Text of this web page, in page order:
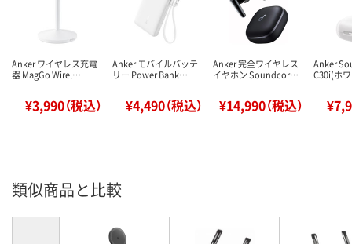
Anker ワイヤレス充電
器 MagGo Wirel…
¥3,990（税込）
Anker モバイルバッテ
リー Power Bank…
¥4,490（税込）
Anker 完全ワイヤレス
イヤホン Soundcor…
¥14,990（税込）
Anker
C30i(ホ
類似商品と比較